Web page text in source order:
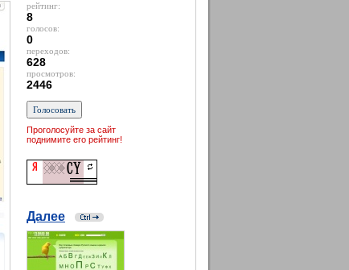
рейтинг:
8
голосов:
0
переходов:
628
просмотров:
2446
Проголосуйте за сайт
поднимите его рейтинг!
Далее